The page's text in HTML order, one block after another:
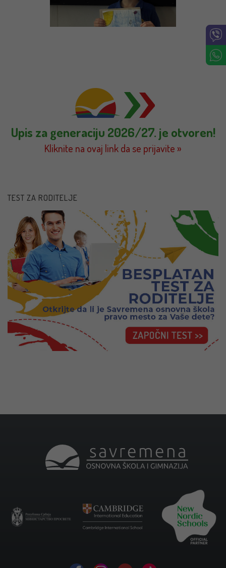
TEST ZA RODITELJE
Upis za generaciju 2026/27. je otvoren!
Kliknite na ovaj link da se prijavite »